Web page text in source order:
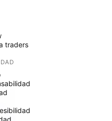
traders